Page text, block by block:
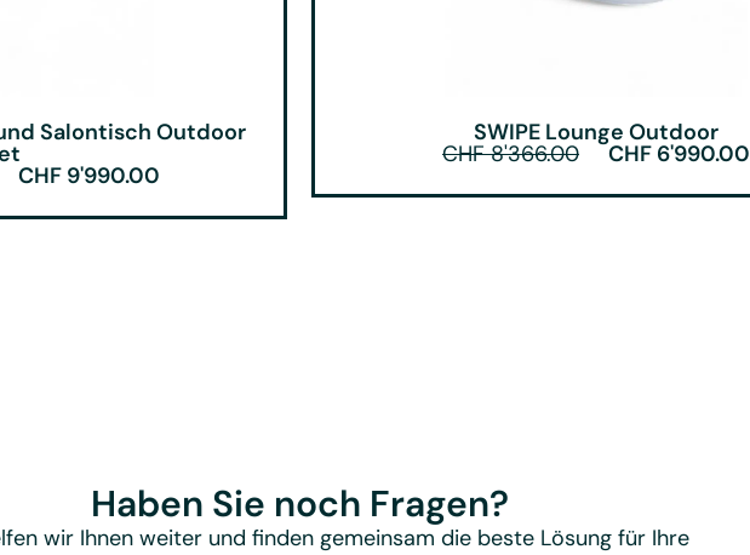
Salontisch Outdoor
CHF 9'990.00
SWIPE Lounge Outdoor
CHF8'366.00 CHF 6'990.00
Haben Sie noch Fragen?
wir Ihnen weiter und finden gemeinsam die beste Lösung für Ihre